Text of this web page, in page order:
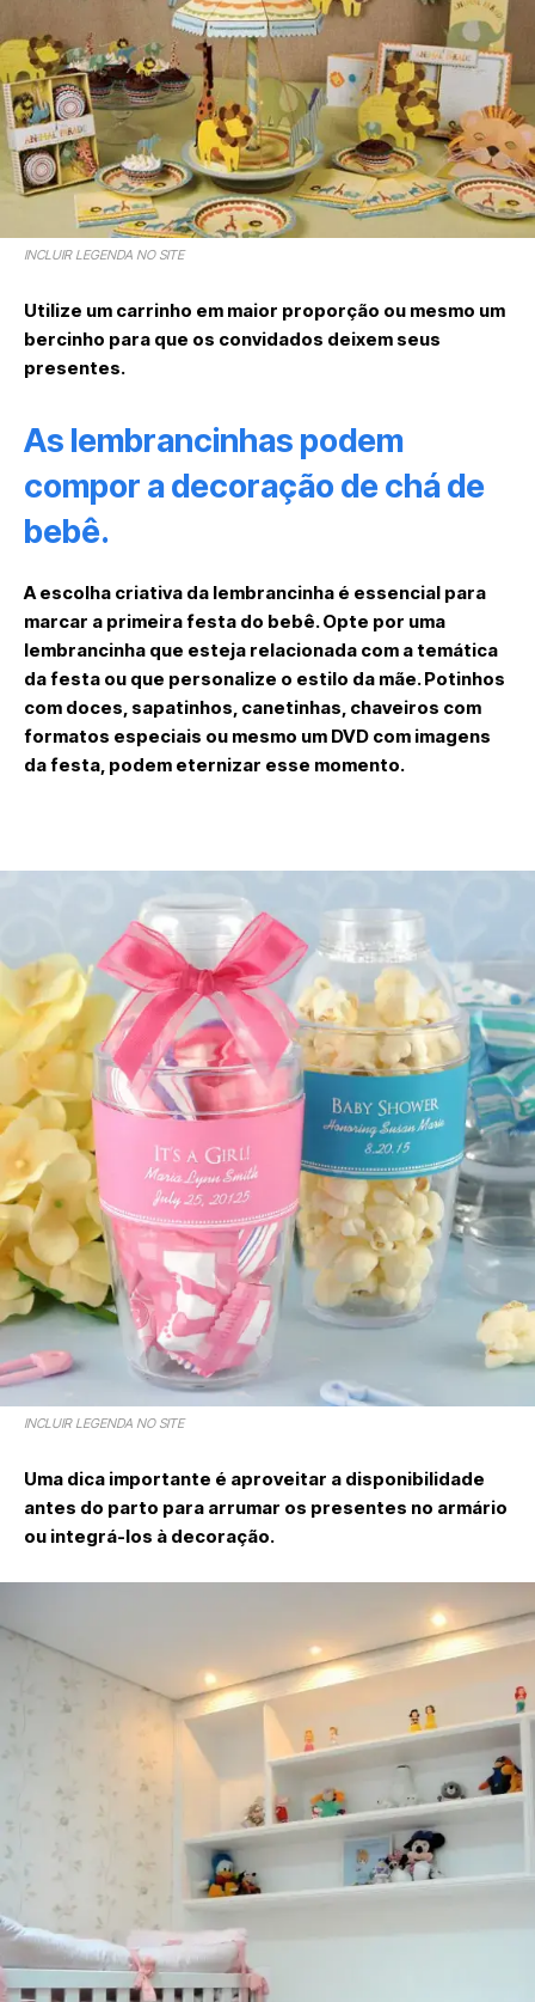
INCLUIR LEGENDA NO SITE
Utilize um carrinho em maior proporção ou mesmo um
bercinho para que os convidados deixem seus
presentes.
As lembrancinhas podem
compor a decoração de chá de
bebê.
A escolha criativa da lembrancinha é essencial para
marcar a primeira festa do bebê. Opte por uma
lembrancinha que esteja relacionada com a temática
da festa ou que personalize o estilo da mãe. Potinhos
com doces, sapatinhos, canetinhas, chaveiros com
formatos especiais ou mesmo um DVD com imagens
da festa, podem eternizar esse momento.
INCLUIR LEGENDA NO SITE
Uma dica importante é aproveitar a disponibilidade
antes do parto para arrumar os presentes no armário
ou integrá-los à decoração.